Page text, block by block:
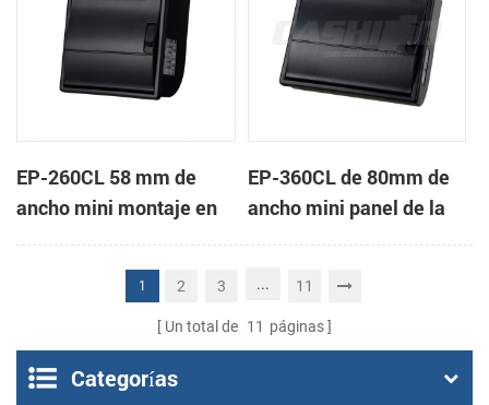
EP-260CL 58 mm de
ancho mini montaje en
panel de la impresora
térmica con auto-
EP-360CL de 80mm de
ancho mini panel de la
impresora térmica con
1 2 3 ... 11
Un total de 11 páginas
Categorías